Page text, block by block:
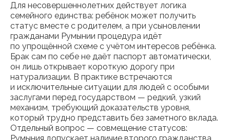
Для несовершеннолетних действует логика
семейного единства: ребёнок может получить
статус вместе с родителем, а при усыновлении
гражданами Румынии процедура идёт
по упрощённой схеме с учётом интересов ребёнка.
Брак сам по себе не даёт паспорт автоматически,
он лишь открывает короткую дорогу при
натурализации. В практике встречаются
и исключительные ситуации для людей с особыми
заслугами перед государством — редкий, узкий
механизм, требующий доказательств уровня,
который трудно представить без заметного вклада.
Отдельный вопрос — совмещение статусов: